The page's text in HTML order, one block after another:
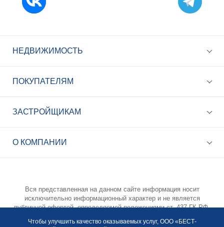
+7 (495) 785-56-17
НЕДВИЖИМОСТЬ
ПОКУПАТЕЛЯМ
ЗАСТРОЙЩИКАМ
О КОМПАНИИ
Вся представленная на данном сайте информация носит
исключительно информационный характер и не является
публичной офертой, определяемой положениями ст. 437 ГК РФ.
изменена в любое время без предварительного уведомления.
Чтобы улучшить качество оказываемых услуг, ООО «БЕСТ-